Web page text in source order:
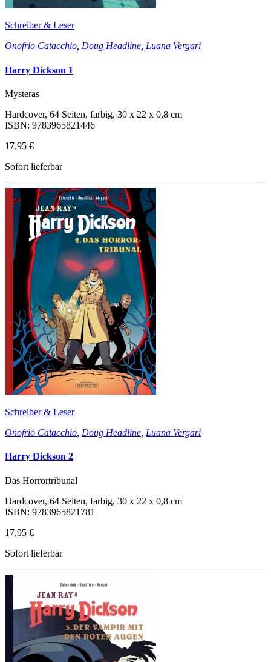
Schreiber & Leser
Onofrio Catacchio, Doug Headline, Luana Vergari
Harry Dickson 1
Mysteras
Hardcover, 64 Seiten, farbig, 30 x 22 x 0,8 cm
ISBN: 9783965821446
17,95 €
Sofort lieferbar
Schreiber & Leser
Onofrio Catacchio Doug Headline Luana Vergari
Harry Dickson 2
Das Horrortribunal
Hardcover, 64 Seiten, farbig, 30 x 22 x 0,8 cm
ISBN: 9783965821781
17,95 €
Sofort lieferbar